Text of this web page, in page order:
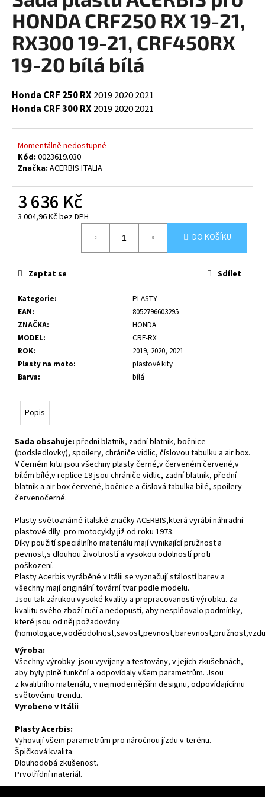
0,0
5
hvězdiček.
HONDA CRF250 RX 19-21,
RX300 19-21, CRF450RX
19-20 bílá bílá
Honda CRF 250 RX2019 20202021
Honda CRF 300 RX2019 20202021
Momentálně nedostupné
Kód: 0023619.030
Značka: ACERBIS ITALIA
3 636 Kč
3 004,96 Kč bez DPH
DO KOŠÍKU
Kategorie:
PLASTY
EAN:
8052796603295
ZNAČKA:
HONDA
MODEL:
CRF-RX
ROK:
2019, 2020, 2021
Plasty na moto:
plastové kity
Barva: bílá
Zeptat se Sdílet
Popis
Sada obsahuje: přední blatník, zadní blatník, bočnice
(podsledlovky), spoilery, chrániče vidlic, číslovou tabulku a air box.
V černém kitu jsou všechny plasty černé,v červeném červené,v
bílém bílé,v replice 19 jsou chrániče vidlic, zadní blatník, přední
blatník a air box červené, bočnice a číslová tabulka bílé, spoilery
červenočerné.
Plasty světoznámé italské značky ACERBIS,která vyrábí náhradní
plastové díly pro motocykly již od roku 1973.
Díky použití speciálního materiálu mají vynikající pružnost a
pevnost,s dlouhou životností a vysokou odolností proti
poškození.
Plasty Acerbis vyráběné v Itálii se vyznačují stálostí barev a
všechny mají originální tovární tvar podle modelu.
Jsou tak zárukou vysoké kvality a propracovanosti výrobku. Za
kvalitu svého zboží ručí a nedopustí, aby nesplňovalo podmínky,
které jsou od něj požadovány
Výroba:
Všechny výrobky jsou vyvíjeny a testovány, v jejích zkušebnách,
aby byly plně funkční a odpovídaly všem parametrům. Jsou
z kvalitního materiálu, v nejmodernějším designu, odpovídajícímu
světovému trendu.
Vyrobeno v Itálii
Plasty Acerbis:
Vyhovují všem parametrům pro náročnou jízdu v terénu.
Špičková kvalita.
Dlouhodobá zkušenost.
Prvotřídní materiál.
a
j
í
t
?
D
o
p
u
m